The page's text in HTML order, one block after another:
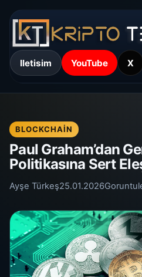
Iletisim YouTube X
BLOCKCHAIN
Paul Graham’dan
Politikasına Sert
Ayşe Türkeş25.01.2026